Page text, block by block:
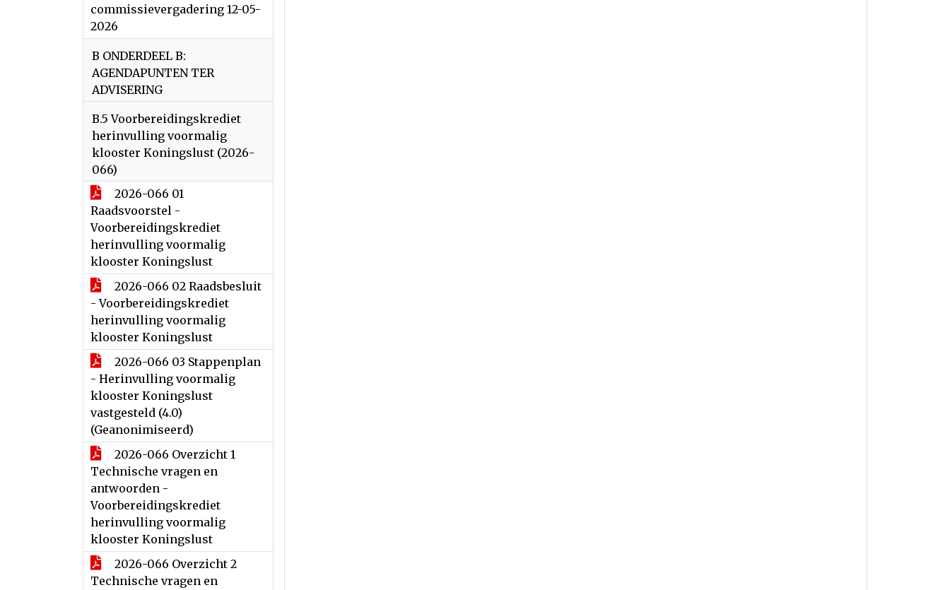
commissievergadering 12-05-
2026
B ONDERDEEL B:
AGENDAPUNTEN TER
ADVISERING
B.5 Voorbereidingskrediet
herinvulling voormalig
klooster Koningslust (2026-
066)
2026-066 01
Raadsvoorstel -
Voorbereidingskrediet
herinvulling voormalig
klooster Koningslust
2026-066 02 Raadsbesluit
- Voorbereidingskrediet
herinvulling voormalig
klooster Koningslust
2026-066 03 Stappenplan
- Herinvulling voormalig
klooster Koningslust
vastgesteld (4.0)
(Geanonimiseerd)
2026-066 Overzicht 1
Technische vragen en
antwoorden -
Voorbereidingskrediet
herinvulling voormalig
klooster Koningslust
2026-066 Overzicht 2
Technische vragen en